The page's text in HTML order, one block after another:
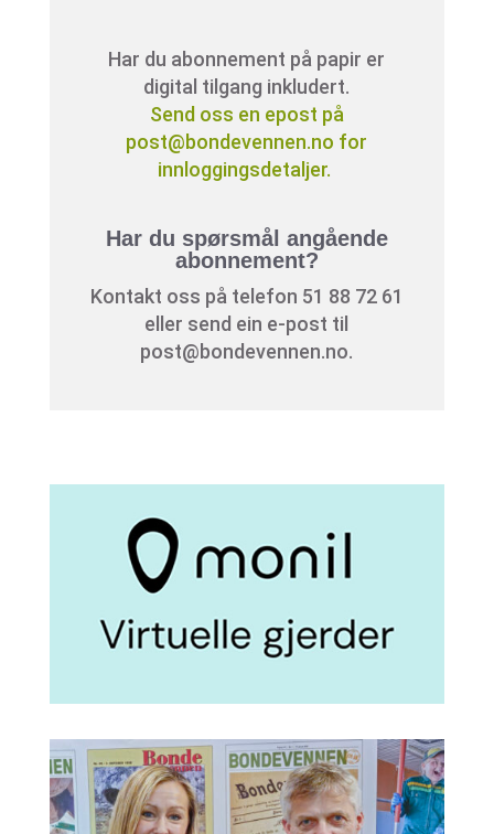
Har du abonnement på papir er
digital tilgang inkludert.
Send oss en epost på
post@bondevennen.no for
innloggingsdetaljer.
Har du spørsmål angående
abonnement?
Kontakt oss på telefon 51 88 72 61
eller send ein e-post til
post@bondevennen.no.